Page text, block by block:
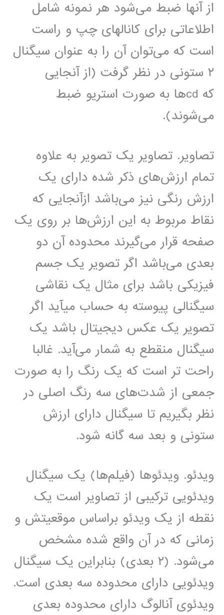
از آنها ضبط می‌شود هر نمونه شامل
اطلاعاتی برای کانالهای چپ و راست
است که می‌توان آن را به عنوان سیگنال
۲ ستونی در نظر گرفت (از آنجایی
که cd‌ها به صورت استریو ضبط
می‌شوند).
تصاویر. تصاویر یک تصویر به علاوه
تمام ارزش‌های ذکر شده دارای یک
ارزش رنگی نیز می‌باشد ازآنجایی که
نقاط مربوط به این ارزش‌ها بر روی یک
صفحه قرار می‌گیرند محدوده آن دو
بعدی می‌باشد اگر تصویر یک جسم
فیزیکی باشد برای مثال یک نقاشی
سیگنالی پیوسته به حساب میآید اگر
تصویر یک عکس دیجیتال باشد یک
سیگنال منقطع به شمار می‌آید. غالبا
راحت تر است که یک رنگ را به صورت
جمعی از شدت‌های سه رنگ اصلی در
نظر بگیریم تا سیگنال دارای ارزش
ستونی و بعد سه گانه شود.
ویدئو. ویدئو‌ها (فیلم‌ها) یک سیگنال
ویدئویی ترکیبی از تصاویر است یک
نقطه از یک ویدئو براساس موقعیتش و
زمانی که در آن واقع شده مشخص
می‌شود. (۲ بعدی) بنابراین یک سیگنال
ویدئویی دارای محدوده سه بعدی است.
ویدئوی آنالوگ دارای محدوده بعدی